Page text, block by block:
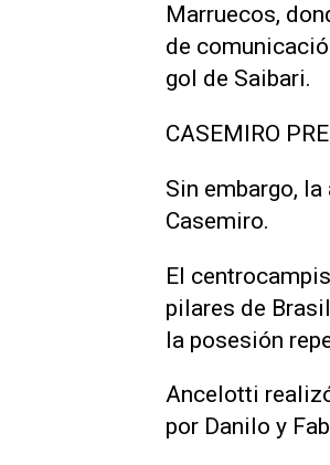
Marruecos,
de
gol de Saibari.
CASEMIRO
Sin embargo,
Casemiro.
El
pilares de
la posesión
Ancelotti
por Danilo y